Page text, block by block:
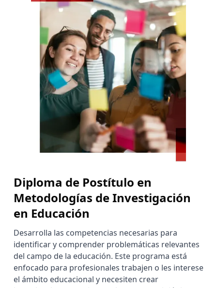
Diploma de Postítulo en
Metodologías de Investigación
en Educación
Desarrolla las competencias necesarias para
identificar y comprender problemáticas relevantes
del campo de la educación. Este programa está
enfocado para profesionales trabajen o les interese
el ámbito educacional y necesiten crear